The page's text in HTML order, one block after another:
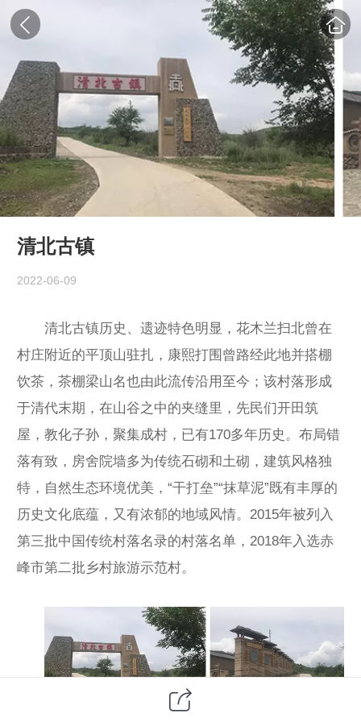
清北古镇
2022-06-09
清北古镇历史、遗迹特色明显，花木兰扫北曾在
村庄附近的平顶山驻扎，康熙打围曾路经此地并搭棚
饮茶，茶棚梁山名也由此流传沿用至今；该村落形成
于清代末期，在山谷之中的夹缝里，先民们开田筑
屋，教化子孙，聚集成村，已有170多年历史。布局错
落有致，房舍院墙多为传统石砌和土砌，建筑风格独
特，自然生态环境优美，“干打垒”“抹草泥”既有丰厚的
历史文化底蕴，又有浓郁的地域风情。2015年被列入
第三批中国传统村落名录的村落名单，2018年入选赤
峰市第二批乡村旅游示范村。